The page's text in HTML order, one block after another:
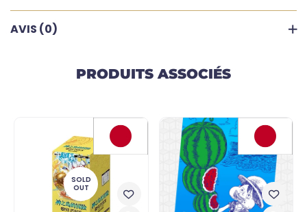
AVIS (0)
PRODUITS ASSOCIÉS
SOLD
OUT